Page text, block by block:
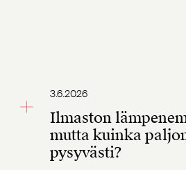
3.6.2026
Ilmaston
mutta kuinka
pysyvästi?